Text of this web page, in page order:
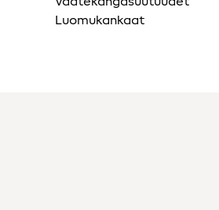
Luomukankaat